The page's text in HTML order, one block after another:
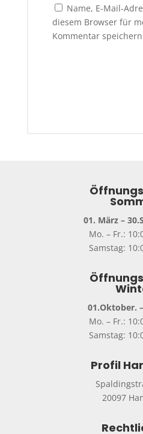
Name, E-Mail-
diesem Browser für
Kommentar
01. März –
Mo. – Fr.:
Samstag:
01.Oktober.
Mo. – Fr.:
Samstag:
Profil
20097